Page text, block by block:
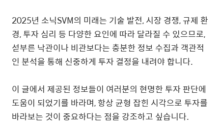
2025년 소닉SVM의 미래는 기술 발전, 시장 경쟁, 규제 환
경, 투자 심리 등 다양한 요인에 따라 달라질 수 있으므로,
섣부른 낙관이나 비관보다는 충분한 정보 수집과 객관적
인 분석을 통해 신중하게 투자 결정을 내려야 합니다.
이 글에서 제공된 정보들이 여러분의 현명한 투자 판단에
도움이 되었기를 바라며, 항상 균형 잡힌 시각으로 투자를
바라보는 것이 중요하다는 점을 강조하고 싶습니다.